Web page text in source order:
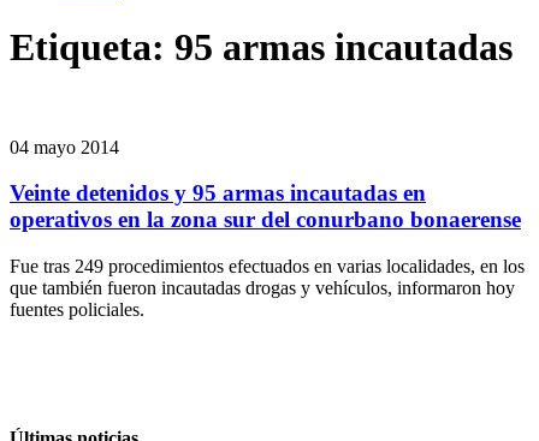
Etiqueta: 95 armas incautadas
04 mayo 2014
Veinte detenidos y 95 armas incautadas en
operativos en la zona sur del conurbano bonaerense
Fue tras 249 procedimientos efectuados en varias localidades, en los
que también fueron incautadas drogas y vehículos, informaron hoy
fuentes policiales.